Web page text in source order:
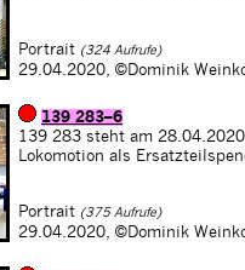
Portrait (324 Aufrufe)
29.04.2020, ©Dominik
139 283–6
139 283 steht am
Lokomotion als
Portrait (375 Aufrufe)
29.04.2020, ©Dominik